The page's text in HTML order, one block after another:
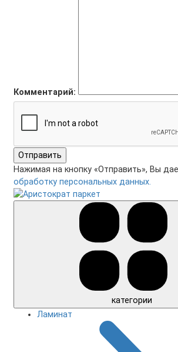
Комментарий:
Отправить
Нажимая на кнопку «Отправить», Вы
обработку персональных данных.
категории
Ламинат